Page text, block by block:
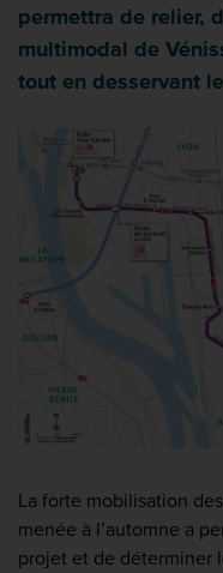
permettra de relier,
multimodal de
tout en desservant
La forte mobilisation
menée à l’automne a
projet et de déterminer